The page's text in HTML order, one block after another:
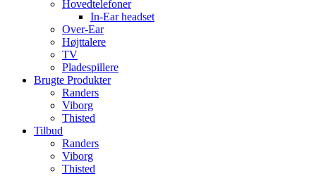
Hovedtelefoner
In-Ear headset
Over-Ear
Højttalere
TV
Pladespillere
Brugte Produkter
Randers
Viborg
Thisted
Tilbud
Randers
Viborg
Thisted